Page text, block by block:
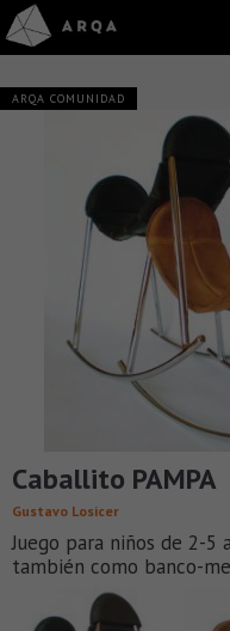
ARQA COMUNIDAD
Caballito PAMPA
Gustavo Losicer
Juego para niños de 2-5
también como banco-